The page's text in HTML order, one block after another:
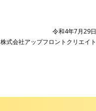
令和4年7月29日
株式会社アップフロントクリエイト